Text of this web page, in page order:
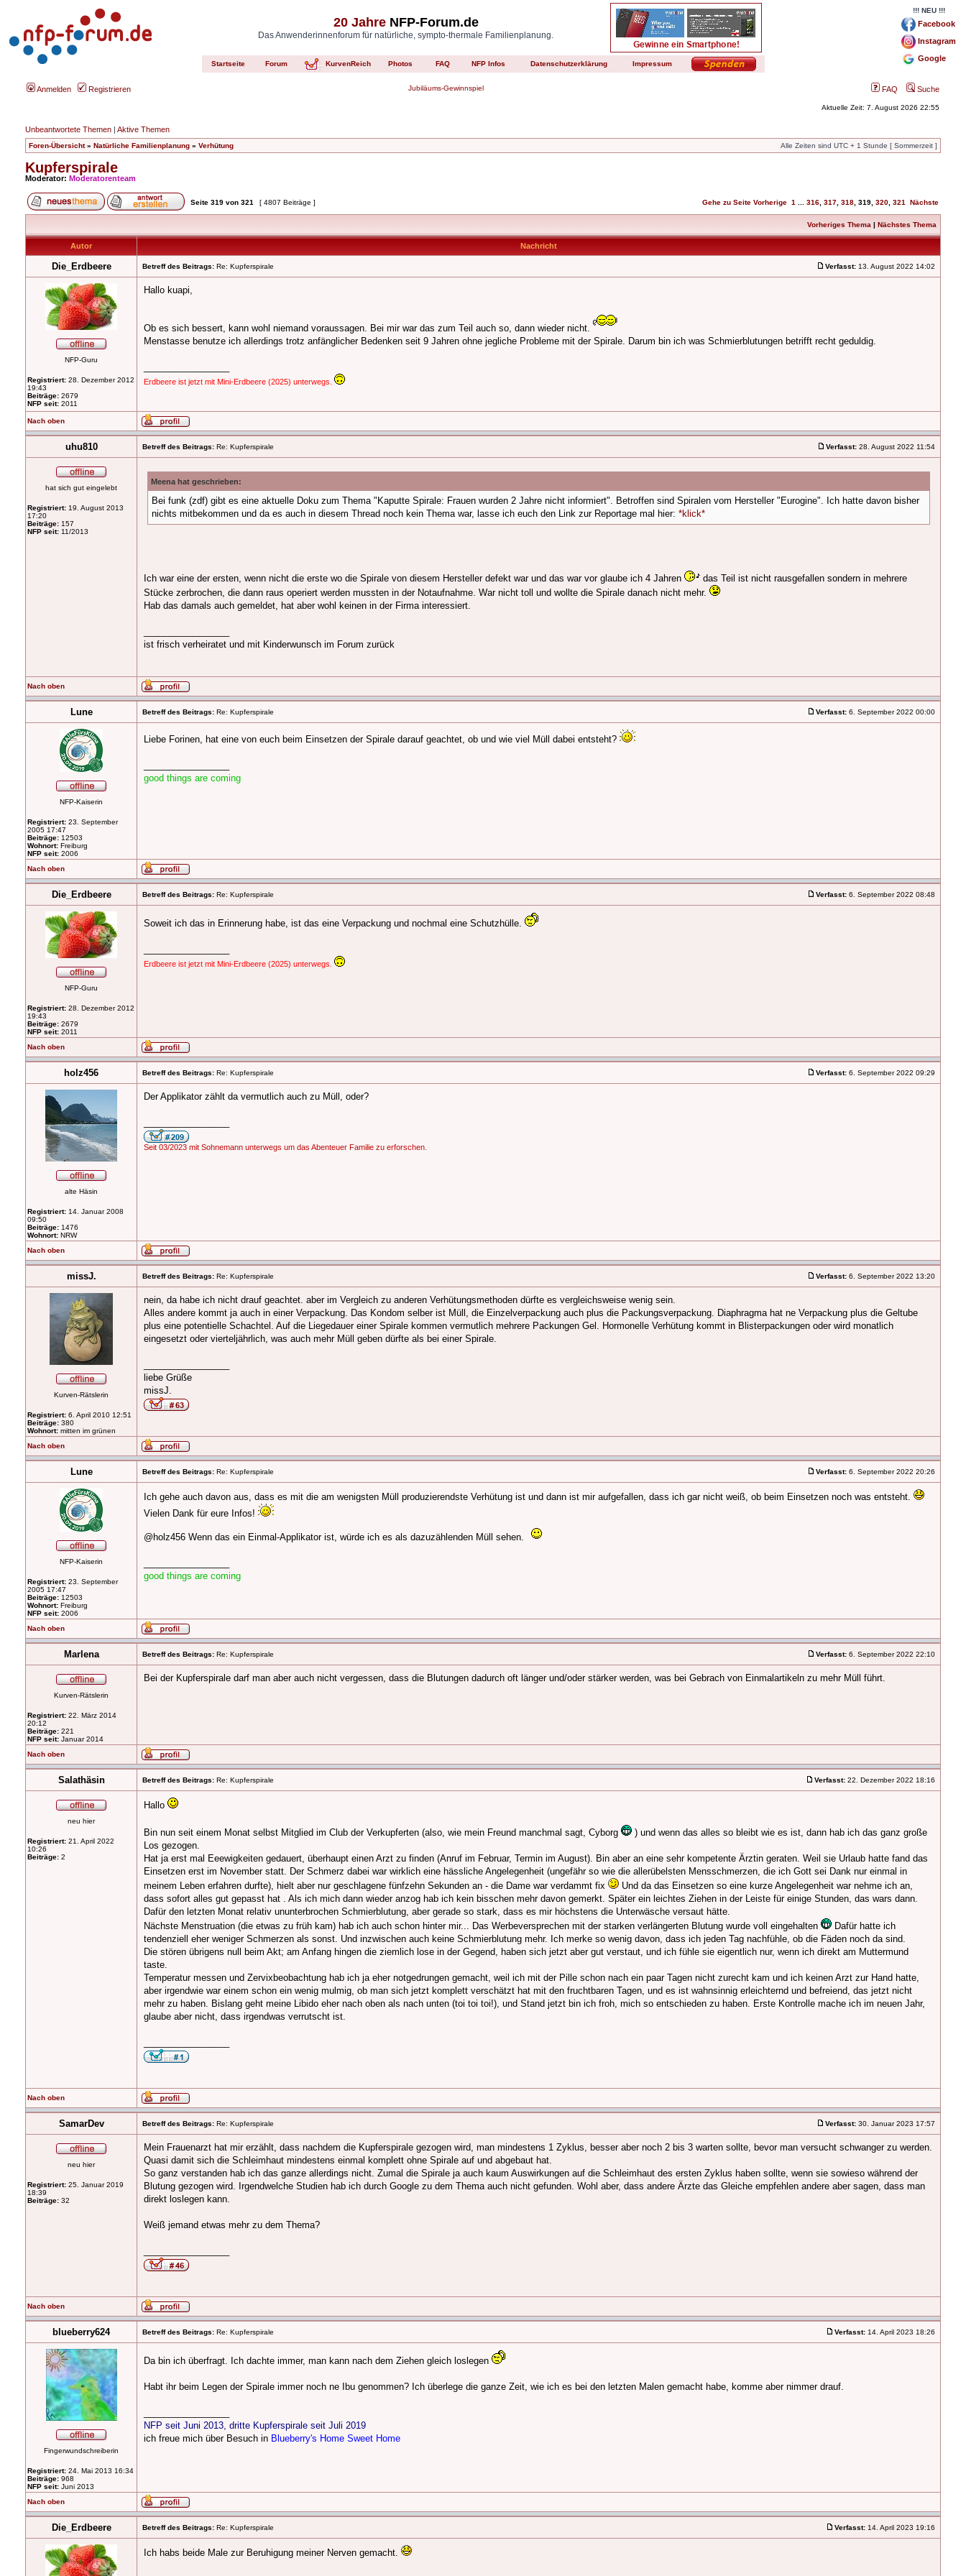
20 JahreNFP-Forum.de
Das Anwenderinnenforum für natürliche, sympto-thermale Familienplanung.
Startseite Forum KurvenReich Photos FAQ NFP Infos Datenschutzerklärung Impressum
!!! NEU !!!
Facebook
Instagram
Google
Anmelden Registrieren Jubiläums-Gewinnspiel FAQ Suche
Aktuelle Zeit: 7. August 2026 22:55
Unbeantwortete Themen | Aktive Themen
Foren-Übersicht» Natürliche Familienplanung » Verhütung Alle Zeiten sind UTC + 1 Stunde [ Sommerzeit ]
Kupferspirale
Moderator: Moderatorenteam
Seite 319 von 321 [ 4807 Beiträge ] Gehe zu Seite Vorherige 1 316 317 318 319 320 321 Nächste
Vorheriges Thema | Nächstes Thema
Autor Nachricht
Die_Erdbeere Betreff des Beitrags: Re: Kupferspirale Verfasst: 13. August 2022 14:02
NFP-Guru
Registriert: 28. Dezember 2012
19:43
Beiträge: 2679
NFP seit: 2011
Hallo kuapi,
Ob es sich bessert, kann wohl niemand voraussagen. Bei mir war das zum Teil auch so, dann wieder nicht.
Menstasse benutze ich allerdings trotz anfänglicher Bedenken seit 9 Jahren ohne jegliche Probleme mit der Spirale. Darum bin ich was Schmierblutungen betrifft recht geduldig.
Erdbeere ist jetzt mit Mini-Erdbeere (2025) unterwegs.
Nach oben
uhu810 Betreff des Beitrags: Re: Kupferspirale Verfasst: 28. August 2022 11:54
hat sich gut eingelebt
Registriert: 19. August 2013
17:20
Beiträge: 157
NFP seit: 11/2013
Meena hat geschrieben:
Bei funk (zdf) gibt es eine aktuelle Doku zum Thema "Kaputte Spirale: Frauen wurden 2 Jahre nicht informiert". Betroffen sind Spiralen vom Hersteller "Eurogine". Ich hatte davon bisher
nichts mitbekommen und da es auch in diesem Thread noch kein Thema war, lasse ich euch den Link zur Reportage mal hier: *klick*
Ich war eine der ersten, wenn nicht die erste wo die Spirale von diesem Hersteller defekt war und das war vor glaube ich 4 Jahren
das Teil ist nicht rausgefallen sondern in mehrere
Stücke zerbrochen, die dann raus operiert werden mussten in der Notaufnahme. War nicht toll und wollte die Spirale danach nicht mehr.
Hab das damals auch gemeldet, hat aber wohl keinen in der Firma interessiert.
ist frisch verheiratet und mit Kinderwunsch im Forum zurück
Nach oben
Lune Betreff des Beitrags: Re: Kupferspirale Verfasst: 6. September 2022 00:00
NFP-Kaiserin
Registriert: 23. September
2005 17:47
Beiträge: 12503
Wohnort: Freiburg
NFP seit: 2006
Liebe Forinen, hat eine von euch beim Einsetzen der Spirale darauf geachtet, ob und wie viel Müll dabei entsteht?
good things are coming
Nach oben
Die_Erdbeere Betreff des Beitrags: Re: Kupferspirale Verfasst: 6. September 2022 08:48
NFP-Guru
Registriert: 28. Dezember 2012
19:43
Beiträge: 2679
NFP seit: 2011
Soweit ich das in Erinnerung habe, ist das eine Verpackung und nochmal eine Schutzhülle.
Erdbeere ist jetzt mit Mini-Erdbeere (2025) unterwegs.
Nach oben
holz456 Betreff des Beitrags: Re: Kupferspirale Verfasst: 6. September 2022 09:29
alte Häsin
Registriert: 14. Januar 2008
09:50
Beiträge: 1476
Wohnort: NRW
Der Applikator zählt da vermutlich auch zu Müll, oder?
Seit 03/2023 mit Sohnemann unterwegs um das Abenteuer Familie zu erforschen.
Nach oben
missJ. Betreff des Beitrags: Re: Kupferspirale Verfasst: 6. September 2022 13:20
Kurven-Rätslerin
Registriert: 6. April 2010 12:51
Beiträge: 380
Wohnort: mitten im grünen
nein, da habe ich nicht drauf geachtet. aber im Vergleich zu anderen Verhütungsmethoden dürfte es vergleichsweise wenig sein.
Alles andere kommt ja auch in einer Verpackung. Das Kondom selber ist Müll, die Einzelverpackung auch plus die Packungsverpackung. Diaphragma hat ne Verpackung plus die Geltube
plus eine potentielle Schachtel. Auf die Liegedauer einer Spirale kommen vermutlich mehrere Packungen Gel. Hormonelle Verhütung kommt in Blisterpackungen oder wird monatlich
eingesetzt oder vierteljährlich, was auch mehr Müll geben dürfte als bei einer Spirale.
liebe Grüße
missJ.
Nach oben
Lune Betreff des Beitrags: Re: Kupferspirale Verfasst: 6. September 2022 20:26
NFP-Kaiserin
Registriert: 23. September
2005 17:47
Beiträge: 12503
Wohnort: Freiburg
NFP seit: 2006
Ich gehe auch davon aus, dass es mit die am wenigsten Müll produzierendste Verhütung ist und dann ist mir aufgefallen, dass ich gar nicht weiß, ob beim Einsetzen noch was entsteht.
Vielen Dank für eure Infos!
@holz456 Wenn das ein Einmal-Applikator ist, würde ich es als dazuzählenden Müll sehen.
good things are coming
Nach oben
Marlena Betreff des Beitrags: Re: Kupferspirale Verfasst: 6. September 2022 22:10
Kurven-Rätslerin
Registriert: 22. März 2014
20:12
Beiträge: 221
NFP seit: Januar 2014
Bei der Kupferspirale darf man aber auch nicht vergessen, dass die Blutungen dadurch oft länger und/oder stärker werden, was bei Gebrach von Einmalartikeln zu mehr Müll führt.
Nach oben
Salathäsin Betreff des Beitrags: Re: Kupferspirale Verfasst: 22. Dezember 2022 18:16
neu hier
Registriert: 21. April 2022
10:26
Beiträge: 2
Hallo
Bin nun seit einem Monat selbst Mitglied im Club der Verkupferten (also, wie mein Freund manchmal sagt, Cyborg
) und wenn das alles so bleibt wie es ist, dann hab ich das ganz große
Los gezogen.
Hat ja erst mal Eeewigkeiten gedauert, überhaupt einen Arzt zu finden (Anruf im Februar, Termin im August). Bin aber an eine sehr kompetente Ärztin geraten. Weil sie Urlaub hatte fand das
Einsetzen erst im November statt. Der Schmerz dabei war wirklich eine hässliche Angelegenheit (ungefähr so wie die allerübelsten Mensschmerzen, die ich Gott sei Dank nur einmal in
meinem Leben erfahren durfte), hielt aber nur geschlagene fünfzehn Sekunden an - die Dame war verdammt fix
Und da das Einsetzen so eine kurze Angelegenheit war nehme ich an,
dass sofort alles gut gepasst hat . Als ich mich dann wieder anzog hab ich kein bisschen mehr davon gemerkt. Später ein leichtes Ziehen in der Leiste für einige Stunden, das wars dann.
Dafür den letzten Monat relativ ununterbrochen Schmierblutung, aber gerade so stark, dass es mir höchstens die Unterwäsche versaut hätte.
Nächste Menstruation (die etwas zu früh kam) hab ich auch schon hinter mir... Das Werbeversprechen mit der starken verlängerten Blutung wurde voll eingehalten
Dafür hatte ich
tendenziell eher weniger Schmerzen als sonst. Und inzwischen auch keine Schmierblutung mehr. Ich merke so wenig davon, dass ich jeden Tag nachfühle, ob die Fäden noch da sind.
Die stören übrigens null beim Akt; am Anfang hingen die ziemlich lose in der Gegend, haben sich jetzt aber gut verstaut, und ich fühle sie eigentlich nur, wenn ich direkt am Muttermund
taste.
Temperatur messen und Zervixbeobachtung hab ich ja eher notgedrungen gemacht, weil ich mit der Pille schon nach ein paar Tagen nicht zurecht kam und ich keinen Arzt zur Hand hatte,
aber irgendwie war einem schon ein wenig mulmig, ob man sich jetzt komplett verschätzt hat mit den fruchtbaren Tagen, und es ist wahnsinnig erleichternd und befreiend, das jetzt nicht
mehr zu haben. Bislang geht meine Libido eher nach oben als nach unten (toi toi toi!), und Stand jetzt bin ich froh, mich so entschieden zu haben. Erste Kontrolle mache ich im neuen Jahr,
glaube aber nicht, dass irgendwas verrutscht ist.
Nach oben
SamarDev Betreff des Beitrags: Re: Kupferspirale Verfasst: 30. Januar 2023 17:57
neu hier
Registriert: 25. Januar 2019
18:39
Beiträge: 32
Mein Frauenarzt hat mir erzählt, dass nachdem die Kupferspirale gezogen wird, man mindestens 1 Zyklus, besser aber noch 2 bis 3 warten sollte, bevor man versucht schwanger zu werden.
Quasi damit sich die Schleimhaut mindestens einmal komplett ohne Spirale auf und abgebaut hat.
So ganz verstanden hab ich das ganze allerdings nicht. Zumal die Spirale ja auch kaum Auswirkungen auf die Schleimhaut des ersten Zyklus haben sollte, wenn sie sowieso während der
Blutung gezogen wird. Irgendwelche Studien hab ich durch Google zu dem Thema auch nicht gefunden. Wohl aber, dass andere Ärzte das Gleiche empfehlen andere aber sagen, dass man
direkt loslegen kann.
Weiß jemand etwas mehr zu dem Thema?
Nach oben
blueberry624 Betreff des Beitrags: Re: Kupferspirale Verfasst: 14. April 2023 18:26
Fingerwundschreiberin
Registriert: 24. Mai 2013 16:34
Beiträge: 968
NFP seit: Juni 2013
Da bin ich überfragt. Ich dachte immer, man kann nach dem Ziehen gleich loslegen
Habt ihr beim Legen der Spirale immer noch ne Ibu genommen? Ich überlege die ganze Zeit, wie ich es bei den letzten Malen gemacht habe, komme aber nimmer drauf.
NFP seit Juni 2013, dritte Kupferspirale seit Juli 2019
ich freue mich über Besuch in Blueberry's Home Sweet Home
Nach oben
Die_Erdbeere Betreff des Beitrags: Re: Kupferspirale Verfasst: 14. April 2023 19:16
Ich habs beide Male zur Beruhigung meiner Nerven gemacht.